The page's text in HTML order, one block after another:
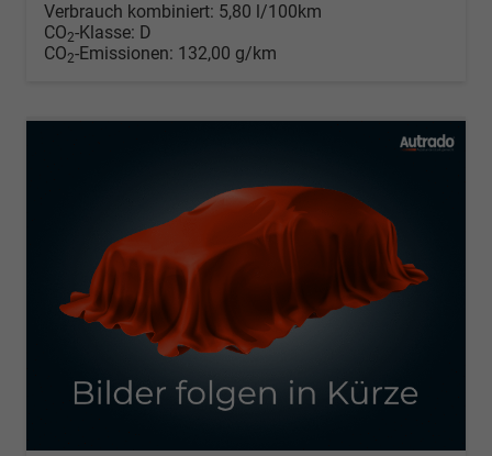
Verbrauch kombiniert: 5,80 l/100km
CO2-Klasse: D
CO2-Emissionen: 132,00 g/km